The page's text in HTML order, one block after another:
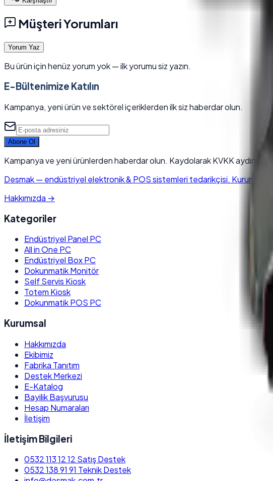
Müşteri Yorumları
Yorum Yaz
Bu ürün için henüz yorum yok — ilk yorumu siz yazın.
E-Bültenimize Katılın
Kampanya, yeni ürün ve sektörel içeriklerden ilk siz haberdar olun.
Abone Ol
Kampanya ve yeni ürünlerden haberdar olun. Kaydolarak KVKK
Desmak— endüstriyel elektronik & POS sistemleri tedarikçisi. Kurumsal
Hakkımızda →
Kategoriler
Endüstriyel Panel PC
All in One PC
Endüstriyel Box PC
Dokunmatik Monitör
Self Servis Kiosk
Totem Kiosk
Dokunmatik POS PC
Kurumsal
Hakkımızda
Ekibimiz
Fabrika Tanıtım
Destek Merkezi
E-Katalog
Bayilik Başvurusu
Hesap Numaraları
İletişim
İletişim Bilgileri
0532 113 12 12 Satış Destek
0532 138 91 91 Teknik Destek